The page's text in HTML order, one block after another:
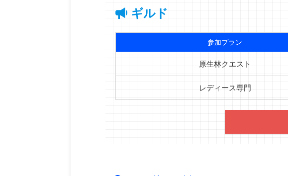
ギルド
参加プラン
原生林クエスト
レディース専門